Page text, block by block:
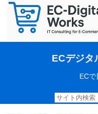
ECデジタ
ECで